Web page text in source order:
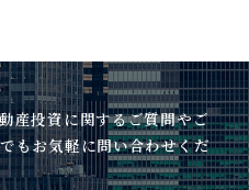
産投資に関するご質問やご
もお気軽に問い合わせくだ